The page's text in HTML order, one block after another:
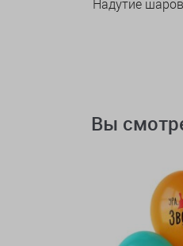
Надутие
Вы